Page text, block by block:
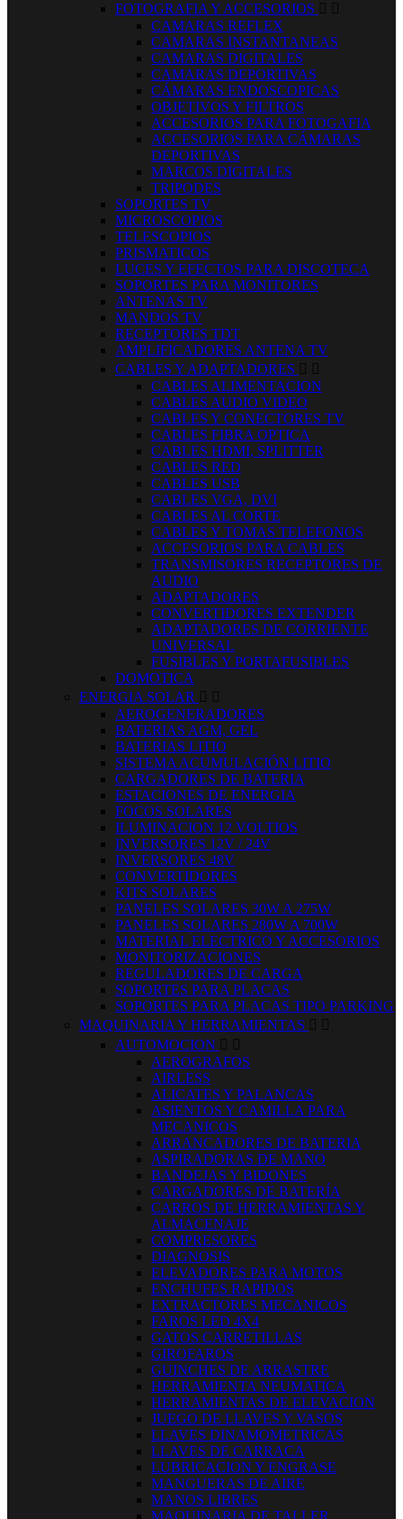
FOTOGRAFIA Y ACCESORIOS  
CAMARAS REFLEX
CAMARAS INSTANTANEAS
CAMARAS DIGITALES
CAMARAS DEPORTIVAS
CÁMARAS ENDOSCOPICAS
OBJETIVOS Y FILTROS
ACCESORIOS PARA FOTOGAFIA
ACCESORIOS PARA CÁMARAS
DEPORTIVAS
MARCOS DIGITALES
TRIPODES
SOPORTES TV
MICROSCOPIOS
TELESCOPIOS
PRISMATICOS
LUCES Y EFECTOS PARA DISCOTECA
SOPORTES PARA MONITORES
ANTENAS TV
MANDOS TV
RECEPTORES TDT
AMPLIFICADORES ANTENA TV
CABLES Y ADAPTADORES  
CABLES ALIMENTACION
CABLES AUDIO VIDEO
CABLES Y CONECTORES TV
CABLES FIBRA OPTICA
CABLES HDMI, SPLITTER
CABLES RED
CABLES USB
CABLES VGA, DVI
CABLES AL CORTE
CABLES Y TOMAS TELEFONOS
ACCESORIOS PARA CABLES
TRANSMISORES RECEPTORES DE
AUDIO
ADAPTADORES
CONVERTIDORES EXTENDER
ADAPTADORES DE CORRIENTE
UNIVERSAL
FUSIBLES Y PORTAFUSIBLES
DOMOTICA
ENERGIA SOLAR  
AEROGENERADORES
BATERIAS AGM, GEL
BATERIAS LITIO
SISTEMA ACUMULACIÓN LITIO
CARGADORES DE BATERIA
ESTACIONES DE ENERGIA
FOCOS SOLARES
ILUMINACION 12 VOLTIOS
INVERSORES 12V / 24V
INVERSORES 48V
CONVERTIDORES
KITS SOLARES
PANELES SOLARES 30W A 275W
PANELES SOLARES 280W A 700W
MATERIAL ELECTRICO Y ACCESORIOS
MONITORIZACIONES
REGULADORES DE CARGA
SOPORTES PARA PLACAS
SOPORTES PARA PLACAS TIPO PARKING
MAQUINARIA Y HERRAMIENTAS  
AUTOMOCION  
AEROGRAFOS
AIRLESS
ALICATES Y PALANCAS
ASIENTOS Y CAMILLA PARA
MECANICOS
ARRANCADORES DE BATERIA
ASPIRADORAS DE MANO
BANDEJAS Y BIDONES
CARGADORES DE BATERÍA
CARROS DE HERRAMIENTAS Y
ALMACENAJE
COMPRESORES
DIAGNOSIS
ELEVADORES PARA MOTOS
ENCHUFES RAPIDOS
EXTRACTORES MECANICOS
FAROS LED 4X4
GATOS CARRETILLAS
GIROFAROS
GUINCHES DE ARRASTRE
HERRAMIENTA NEUMATICA
HERRAMIENTAS DE ELEVACION
JUEGO DE LLAVES Y VASOS
LLAVES DINAMOMETRICAS
LLAVES DE CARRACA
LUBRICACION Y ENGRASE
MANGUERAS DE AIRE
MANOS LIBRES
MAQUINARIA DE TALLER